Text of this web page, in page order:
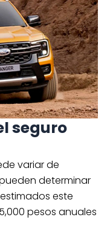
seguro
variar de
determinar
este
pesos anuales